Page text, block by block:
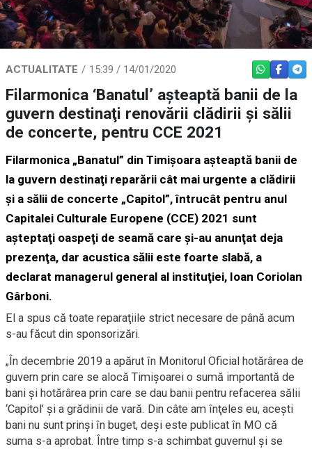
ACTUALITATE 15:39 / 14/01/2020 WHATSAPP
Filarmonica ‘Banatul’ aşteaptă banii de la
guvern destinaţi renovării clădirii şi sălii
de concerte, pentru CCE 2021
Filarmonica „Banatul” din Timişoara aşteaptă banii de
la guvern destinaţi reparării cât mai urgente a clădirii
şi a sălii de concerte „Capitol”, întrucât pentru anul
Capitalei Culturale Europene (CCE) 2021 sunt
aşteptaţi oaspeţi de seamă care şi-au anunţat deja
prezenţa, dar acustica sălii este foarte slabă, a
declarat managerul general al instituţiei, Ioan Coriolan
Gârboni.
El a spus că toate reparaţiile strict necesare de până acum
s-au făcut din sponsorizări.
„În decembrie 2019 a apărut în Monitorul Oficial hotărârea de
guvern prin care se alocă Timişoarei o sumă importantă de
bani şi hotărârea prin care se dau banii pentru refacerea sălii
‘Capitol’ şi a grădinii de vară. Din câte am înţeles eu, aceşti
bani nu sunt prinşi în buget, deşi este publicat în MO că
suma s-a aprobat. Între timp s-a schimbat guvernul şi se